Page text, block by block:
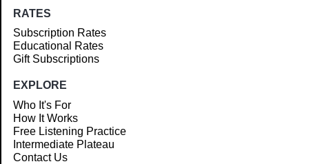
RATES
Subscription Rates
Educational Rates
Gift Subscriptions
EXPLORE
Who It's For
How It Works
Free Listening Practice
Intermediate Plateau
Contact Us